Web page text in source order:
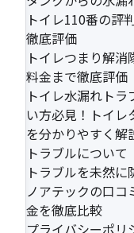
トイレ110番の評
徹底評価
トイレつまり解
料金まで徹底評価
トイレ水漏れト
い方必見！トイレ
を分かりやすく解
トラブルについて
トラブルを未然に
ノアテックの口コ
金を徹底比較
プライバシーポリ